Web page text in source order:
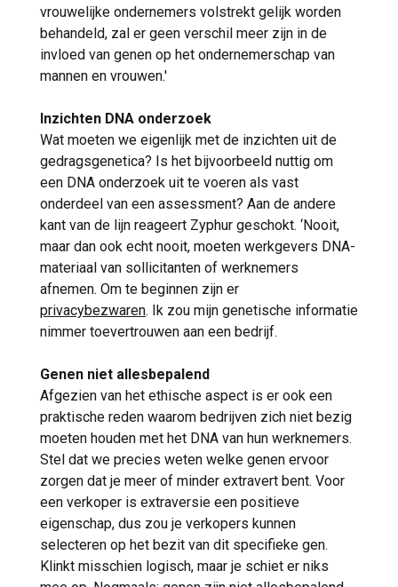
vrouwelijke ondernemers volstrekt gelijk worden
behandeld, zal er geen verschil meer zijn in de
invloed van genen op het ondernemerschap van
mannen en vrouwen.'
Inzichten DNA onderzoek
Wat moeten we eigenlijk met de inzichten uit de
gedragsgenetica? Is het bijvoorbeeld nuttig om
een DNA onderzoek uit te voeren als vast
onderdeel van een assessment? Aan de andere
kant van de lijn reageert Zyphur geschokt. ‘Nooit,
maar dan ook echt nooit, moeten werkgevers DNA-
materiaal van sollicitanten of werknemers
afnemen. Om te beginnen zijn er
privacybezwaren. Ik zou mijn genetische informatie
nimmer toevertrouwen aan een bedrijf.
Genen niet allesbepalend
Afgezien van het ethische aspect is er ook een
praktische reden waarom bedrijven zich niet bezig
moeten houden met het DNA van hun werknemers.
Stel dat we precies weten welke genen ervoor
zorgen dat je meer of minder extravert bent. Voor
een verkoper is extraversie een positieve
eigenschap, dus zou je verkopers kunnen
selecteren op het bezit van dit specifieke gen.
Klinkt misschien logisch, maar je schiet er niks